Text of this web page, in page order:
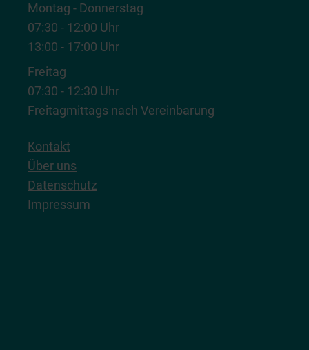
Montag - Donnerstag
07:30 - 12:00 Uhr
13:00 - 17:00 Uhr
Freitag
07:30 - 12:30 Uhr
Freitagmittags nach Vereinbarung
Kontakt
Über uns
Datenschutz
Impressum